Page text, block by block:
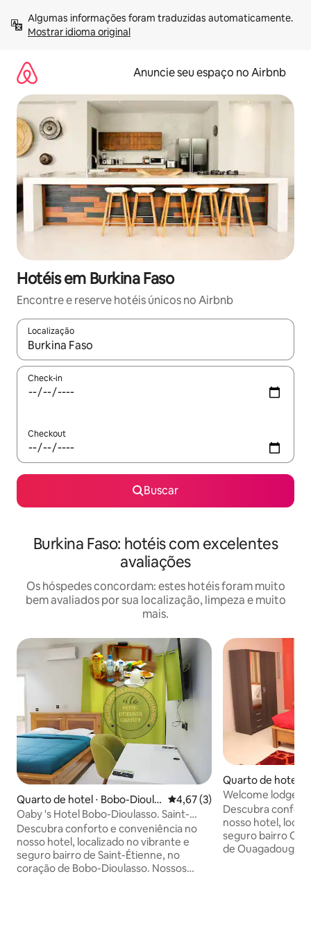
para
Mostrar idioma original
Anuncie seu espaço no Airbnb
Hotéis em Burkina Faso
Encontre e reserve hotéis únicos no Airbnb
Localização
Quando os resultados estiverem disponíveis, explore-os
Check-in
Checkout
Buscar
Burkina Faso: hotéis com excelentes
avaliações
Os hóspedes concordam: estes hotéis foram muito
bem avaliados por sua localização, limpeza e muito
mais.
Quarto de hotel ⋅ Bobo-Dioula
sso
4,67 de uma avaliação média
4,67 (3)
Oaby 's Hotel Bobo-Dioulasso. Saint-
Etienne
Descubra conforto e conveniência no
nosso hotel, localizado no vibrante e
seguro bairro de Saint-Étienne, no
coração de Bobo-Dioulasso. Nossos
Quarto de hotel ⋅
Welcome lodge
quartos de hotel.
Descubra
nosso hotel,
seguro bairro
de